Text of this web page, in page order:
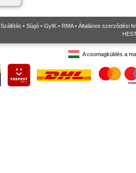
Szállítás • Súgó • GyIK • RMA• Általános szerződési
A csomagküldés a